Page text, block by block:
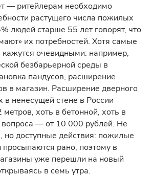
— ритейлерам необходимо
растущего числа пожилых
людей старше 55 лет говорят, что
их потребностей. Хотя самые
кажутся очевидными: например,
безбарьерной среды в
пандусов, расширение
в магазин. Расширение дверного
в ненесущей стене в России
хоть в бетонной, хоть в
— от 10 000 рублей. Не
но доступные действия: пожилые
рано, поэтому в
уже перешли на новый
в семь утра.